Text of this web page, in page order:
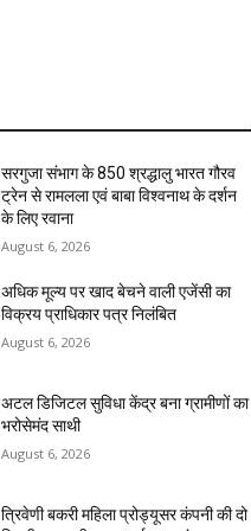
सरगुजा संभाग के 850 श्रद्धालु भारत गौरव
ट्रेन से रामलला एवं बाबा विश्वनाथ के दर्शन
के लिए रवाना
August 6, 2026
अधिक मूल्य पर खाद बेचने वाली एजेंसी का
विक्रय प्राधिकार पत्र निलंबित
August 6, 2026
अटल डिजिटल सुविधा केंद्र बना ग्रामीणों का
भरोसेमंद साथी
August 6, 2026
त्रिवेणी बकरी महिला प्रोड्यूसर कंपनी की दो